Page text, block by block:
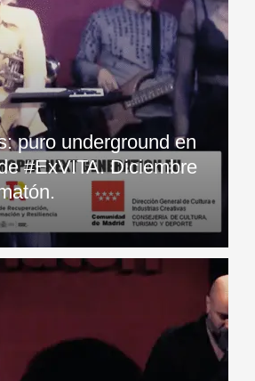
puro underground en
#ExVITA. Diciembre